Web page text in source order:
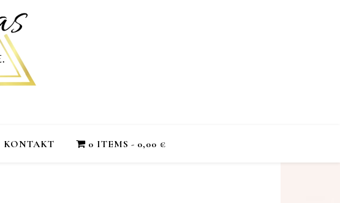
KONTAKT 0 ITEMS 0,00 €